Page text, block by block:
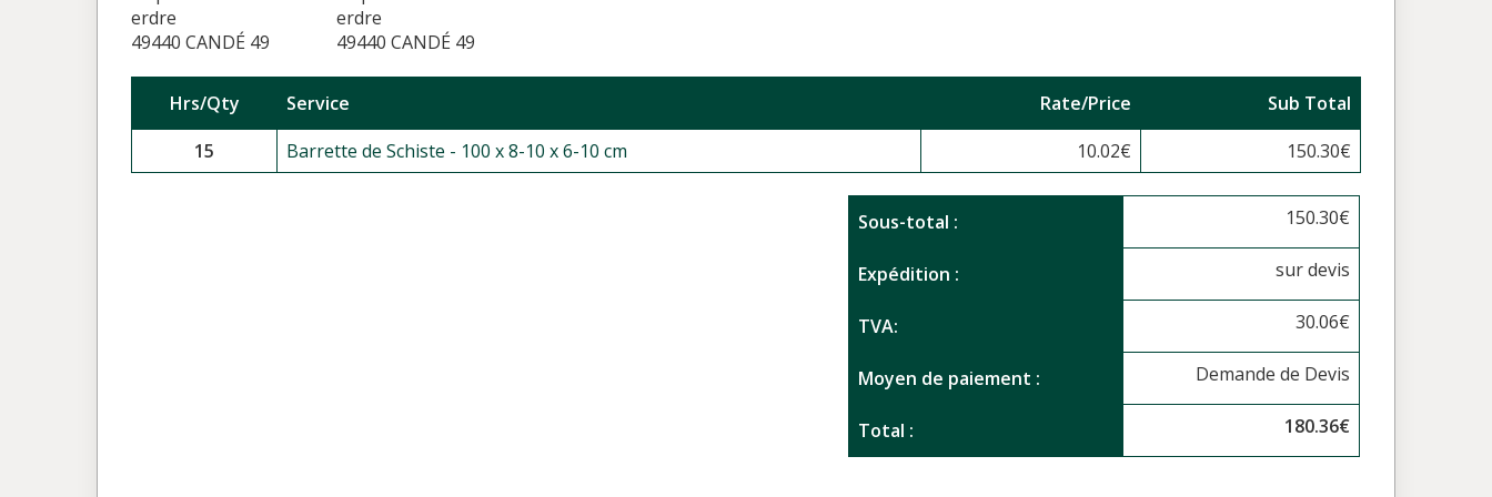
erdre
49440 CANDÉ 49
erdre
49440 CANDÉ 49
Hrs/Qty Service Rate/Price
Sub Total
15
Barrette de Schiste - 100 x 8-10 x 6-10 cm 10.02€ 150.30€
Sous-total : 150.30€
Expédition : sur devis
TVA: 30.06€
Moyen de paiement : Demande de Devis
Total : 180.36€